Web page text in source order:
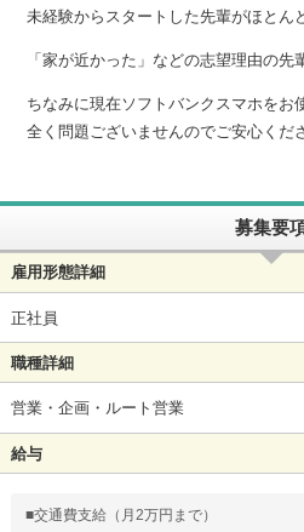
未経験からスタートした先輩がほとん
「家が近かった」などの志望理由の先
ちなみに現在ソフトバンクスマホをお
全く問題ございませんのでご安心くだ
募集要
雇用形態詳細
正社員
職種詳細
営業・企画・ルート営業
給与
■交通費支給（月2万円まで）